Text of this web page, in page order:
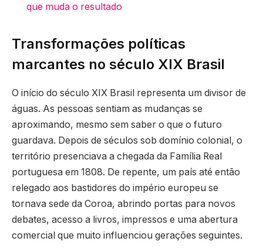
que muda o resultado
Transformações políticas
marcantes no século XIX Brasil
O início do século XIX Brasil representa um divisor de
águas. As pessoas sentiam as mudanças se
aproximando, mesmo sem saber o que o futuro
guardava. Depois de séculos sob domínio colonial, o
território presenciava a chegada da Família Real
portuguesa em 1808. De repente, um país até então
relegado aos bastidores do império europeu se
tornava sede da Coroa, abrindo portas para novos
debates, acesso a livros, impressos e uma abertura
comercial que muito influenciou gerações seguintes.